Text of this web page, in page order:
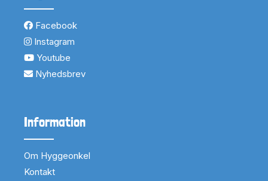
Facebook
Instagram
Youtube
Nyhedsbrev
Information
Om Hyggeonkel
Kontakt